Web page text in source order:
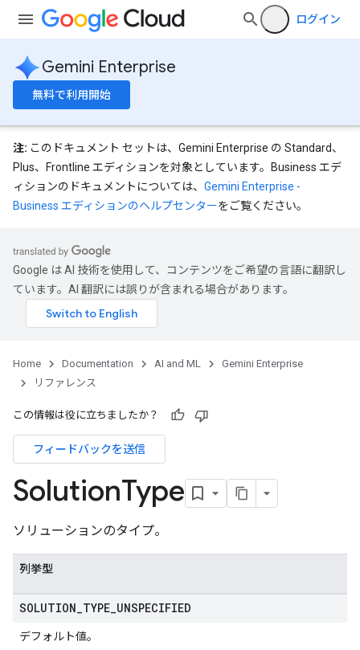
ログイン
Gemini Enterprise
無料で利用開始
注: このドキュメント セットは、Gemini Enterprise の Standard、
Plus、Frontline エディションを対象としています。Business エデ
ィションのドキュメントについては、 Gemini Enterprise -
Business エディションのヘルプセンターをご覧ください。
Google は AI 技術を使用して、コンテンツをご希望の言語に翻訳し
ています。AI 翻訳には誤りが含まれる場合があります。
Home Documentation AI and ML
Gemini Enterprise
リファレンス
この情報は役に立ちましたか？
フィードバックを送信
SolutionType
ソリューションのタイプ。
列挙型
SOLUTION TYPE UNSPECIFIED
デフォルト値。